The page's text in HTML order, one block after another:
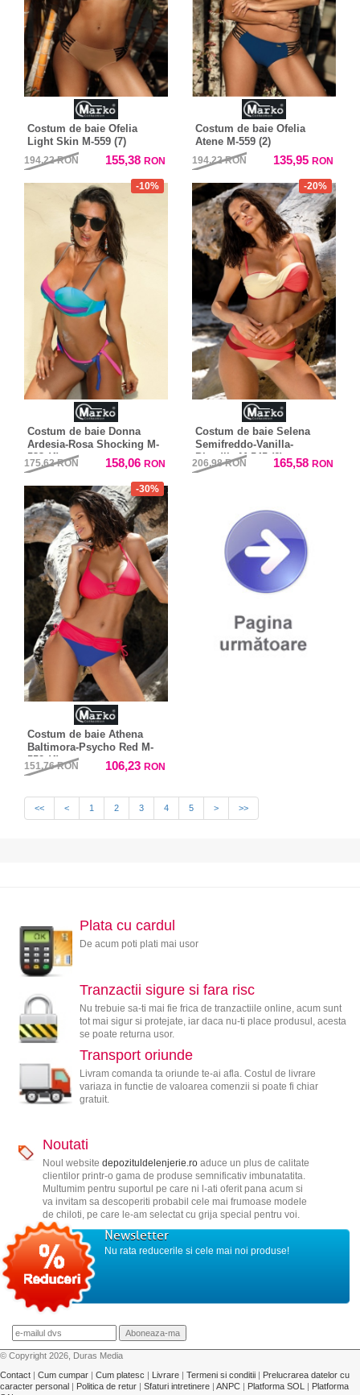
Costum de baie Ofelia
Light Skin M-559 (7)
194,22RON 155,38 RON
Costum de baie Ofelia
Atene M-559 (2)
194,22RON 135,95 RON
-10%
Costum de baie Donna
Ardesia-Rosa Shocking M-
533 (4)
175,62RON 158,06 RON
-20%
Costum de baie Selena
Semifreddo-Vanilla-
Picadily M-545 (6)
206,98RON 165,58 RON
-30%
Costum de baie Athena
Baltimora-Psycho Red M-
552 (4)
151,76RON 106,23 RON
<< < 1 2 3 4 5 > >>
Plata cu cardul
De acum poti plati mai usor
Tranzactii sigure si fara risc
Nu trebuie sa-ti mai fie frica de tranzactiile online, acum sunt
tot mai sigur si protejate, iar daca nu-ti place produsul, acesta
se poate returna usor.
Transport oriunde
Livram comanda ta oriunde te-ai afla. Costul de livrare
variaza in functie de valoarea comenzii si poate fi chiar
gratuit.
Noutati
Noul website depozituldelenjerie.roaduce un plus de calitate
clientilor printr-o gama de produse semnificativ imbunatatita.
Multumim pentru suportul pe care ni l-ati oferit pana acum si
va invitam sa descoperiti probabil cele mai frumoase modele
de chiloti, pe care le-am selectat cu grija special pentru voi.
Newsletter
Nu rata reducerile si cele mai noi produse!
© Copyright 2026, Duras Media
Contact | Cum cumpar | Cum platesc | Livrare | Termeni si conditii | Prelucrarea datelor cu
caracter personal | Politica de retur | Sfaturi intretinere | ANPC | Platforma SOL | Platforma